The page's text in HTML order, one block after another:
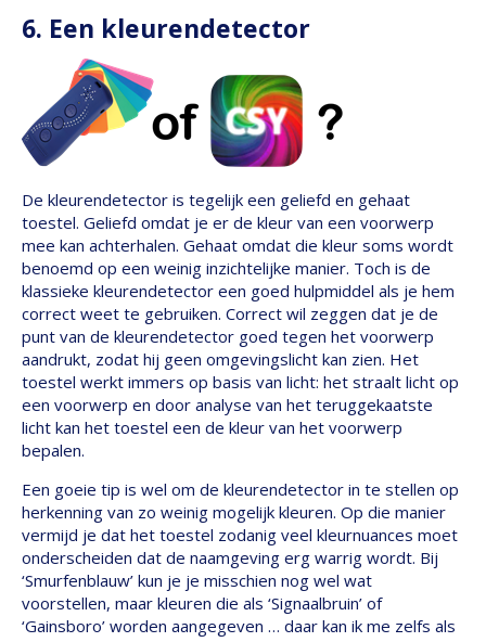
6. Een kleurendetector
De kleurendetector is tegelijk een geliefd en gehaat
toestel. Geliefd omdat je er de kleur van een voorwerp
mee kan achterhalen. Gehaat omdat die kleur soms wordt
benoemd op een weinig inzichtelijke manier. Toch is de
klassieke kleurendetector een goed hulpmiddel als je hem
correct weet te gebruiken. Correct wil zeggen dat je de
punt van de kleurendetector goed tegen het voorwerp
aandrukt, zodat hij geen omgevingslicht kan zien. Het
toestel werkt immers op basis van licht: het straalt licht op
een voorwerp en door analyse van het teruggekaatste
licht kan het toestel een de kleur van het voorwerp
bepalen.
Een goeie tip is wel om de kleurendetector in te stellen op
herkenning van zo weinig mogelijk kleuren. Op die manier
vermijd je dat het toestel zodanig veel kleurnuances moet
onderscheiden dat de naamgeving erg warrig wordt. Bij
‘Smurfenblauw’ kun je je misschien nog wel wat
voorstellen, maar kleuren die als ‘Signaalbruin’ of
‘Gainsboro’ worden aangegeven … daar kan ik me zelfs als